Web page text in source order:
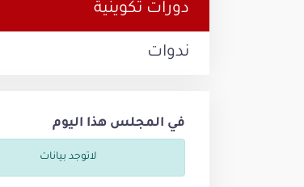
دورات تكوينية
ندوات
في المجلس هذا اليوم
لاتوجد بيانات